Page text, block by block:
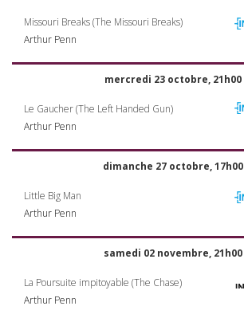
Missouri Breaks (The Missouri Breaks)
Arthur Penn
mercredi 23 octobre, 21h00
Le Gaucher (The Left Handed Gun)
Arthur Penn
dimanche 27 octobre, 17h00
Little Big Man
Arthur Penn
samedi 02 novembre, 21h00
La Poursuite impitoyable (The Chase)
Arthur Penn